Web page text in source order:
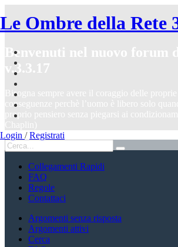
Le Ombre della Rete
Login / Registrati
Benvenuti nel nuovo forum
v.3.3.17
Bisogna sempre avere il coraggio delle proprie
conseguenze perchè l’uomo è libero solo
proprio pensiero senza piegarsi ai
Chaplin)
Collegamenti Rapidi
FAQ
Regole
Contattaci
Argomenti senza risposta
Argomenti attivi
Cerca